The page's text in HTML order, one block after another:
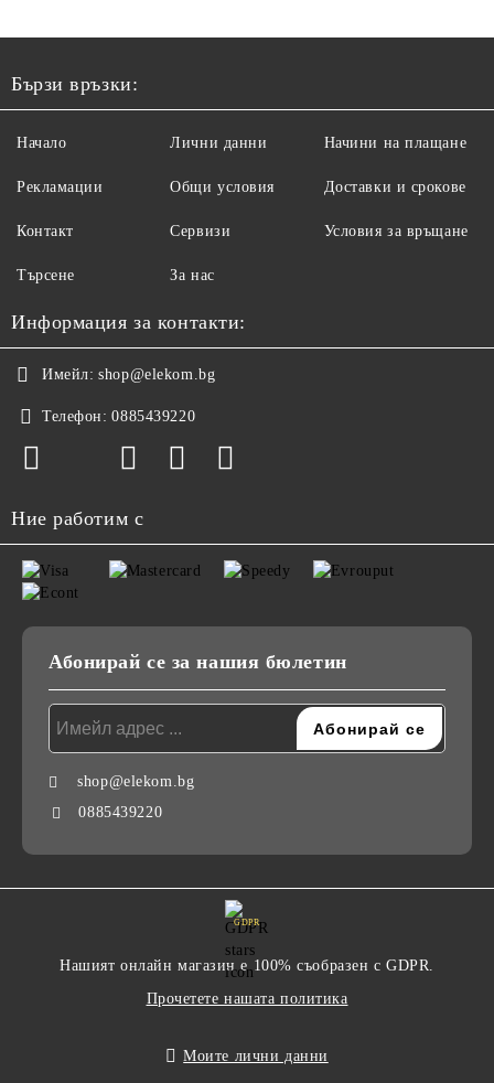
Бързи връзки:
Начало
Рекламации
Контакт
Търсене
Лични данни
Общи условия
Сервизи
За нас
Начини на плащане
Доставки и срокове
Условия за връщане
Информация за контакти:
Имейл: shop@elekom.bg
Телефон: 0885439220
Ние работим с
Абонирай се за нашия бюлетин
shop@elekom.bg
0885439220
GDPR
Нашият онлайн магазин е 100% съобразен с GDPR.
Прочетете нашата политика
Моите лични данни